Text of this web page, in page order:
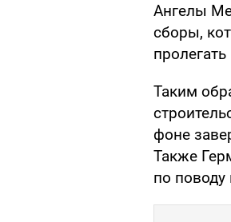
Ангелы
сборы,
Таким
фоне
Также
по поводу